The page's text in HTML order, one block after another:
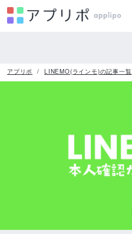
アプリポ LINEMO(ラインモ)の記事一覧